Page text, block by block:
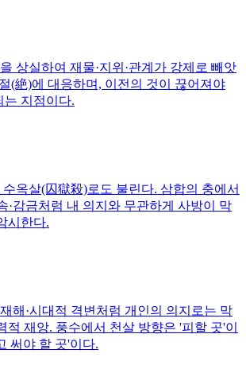
상실하여 재물·지위·관계가 강제로 빼앗
(絶)에 대응하며, 이전의 것이 끊어져야
는 지점이다.
옥살(囚獄殺)로도 불린다. 삼합의 충에서
·감금처럼 내 의지와 무관하게 사방이 막
시한다.
해·시대적 격변처럼 개인의 의지로는 막
적 재앙. 풍수에서 천살 방향은 '피할 곳'이
써야 할 곳'이다.